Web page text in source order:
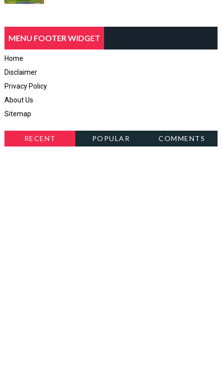
MENU FOOTER WIDGET
Home
Disclaimer
Privacy Policy
About Us
Sitemap
RECENT POPULAR COMMENTS